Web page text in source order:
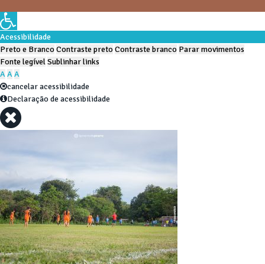
Acessibilidade
Preto e BrancoContraste pretoContraste branco Parar movimentos
Fonte legívelSublinhar links
AAA
cancelar acessibilidade
Declaração de acessibilidade